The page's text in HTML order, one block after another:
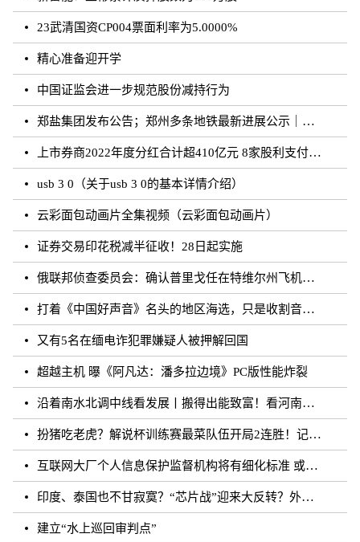
23武清国资CP004票面利率为5.0000%
精心准备迎开学
中国证监会进一步规范股份减持行为
郑盐集团发布公告；郑州多条地铁最新进展公示｜河南你早
上市券商2022年度分红合计超410亿元 8家股利支付率超50%
usb 3 0（关于usb 3 0的基本详情介绍）
云彩面包动画片全集视频（云彩面包动画片）
证券交易印花税减半征收！28日起实施
俄联邦侦查委员会：确认普里戈任在特维尔州飞机失事事件中遇难
打着《中国好声音》名头的地区海选，只是收割音乐梦想的圈钱游戏？
又有5名在缅电诈犯罪嫌疑人被押解回国
超越主机 曝《阿凡达：潘多拉边境》PC版性能炸裂
沿着南水北调中线看发展丨搬得出能致富！看河南各地“移民村”如何变身“宜民村”
扮猪吃老虎？解说杯训练赛最菜队伍开局2连胜！记得躺枪
互联网大厂个人信息保护监督机构将有细化标准 或须六个月内完成组建
印度、泰国也不甘寂寞？“芯片战”迎来大反转？外媒：风云再起
建立“水上巡回审判点”